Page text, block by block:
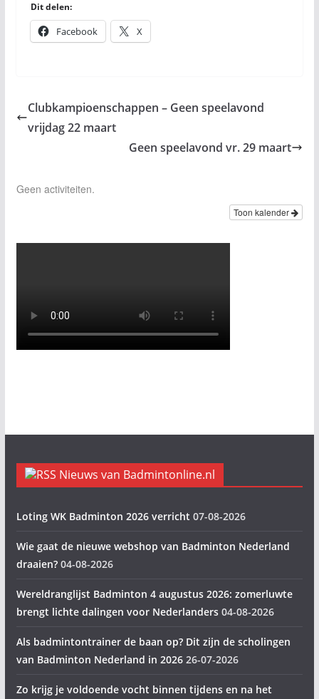
Dit delen:
Facebook X
Clubkampioenschappen – Geen speelavond
vrijdag 22 maart
Geen speelavond vr. 29 maart
Geen activiteiten.
Toon kalender
Nieuws van Badmintonline.nl
Loting WK Badminton 2026 verricht 07-08-2026
Wie gaat de nieuwe webshop van Badminton Nederland
draaien? 04-08-2026
Wereldranglijst Badminton 4 augustus 2026: zomerluwte
brengt lichte dalingen voor Nederlanders 04-08-2026
Als badmintontrainer de baan op? Dit zijn de scholingen
van Badminton Nederland in 2026 26-07-2026
Zo krijg je voldoende vocht binnen tijdens en na het